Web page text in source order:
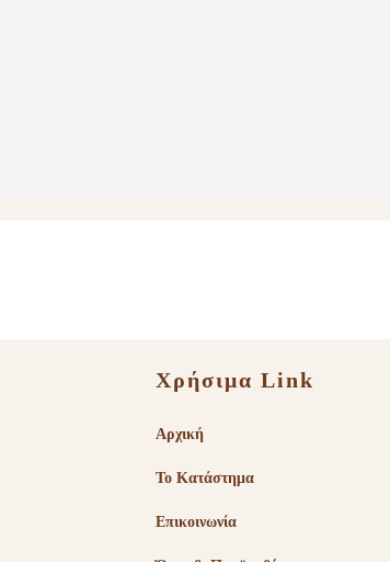
Χρήσιμα Link
Αρχική
Το Κατάστημα
Επικοινωνία